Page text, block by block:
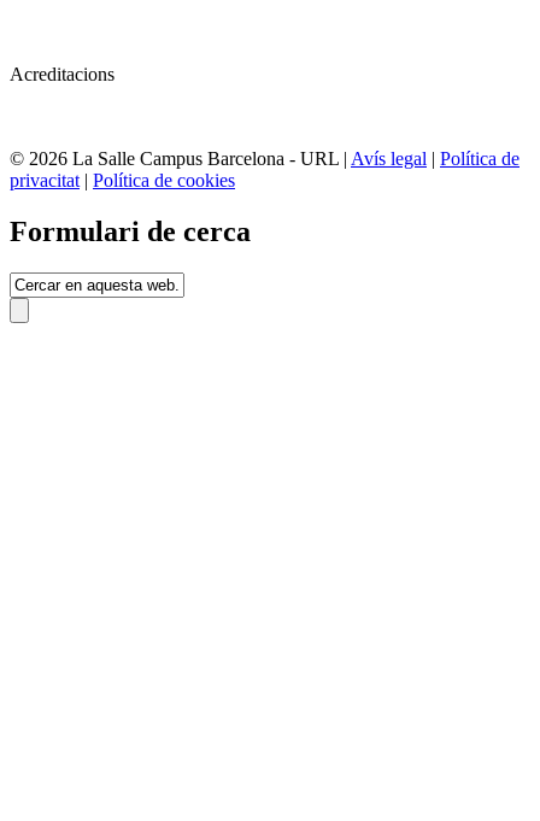
Acreditacions
© 2026 La Salle Campus Barcelona - URL | Avís legal | Política de
privacitat | Política de cookies
Formulari de cerca